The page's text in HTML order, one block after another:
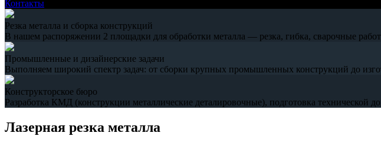
Контакты
Резка металла и сборка конструкций
В нашем распоряжении 2 площадки для обработки металла — резка, гибка, сварочные
Промышленные и дизайнерские задачи
Выполняем широкий спектр задач: от сборки крупных промышленных конструкций до
Конструкторское бюро
Разработка КМД (конструкции металлические деталировочные), подготовка технической
Лазерная резка металла